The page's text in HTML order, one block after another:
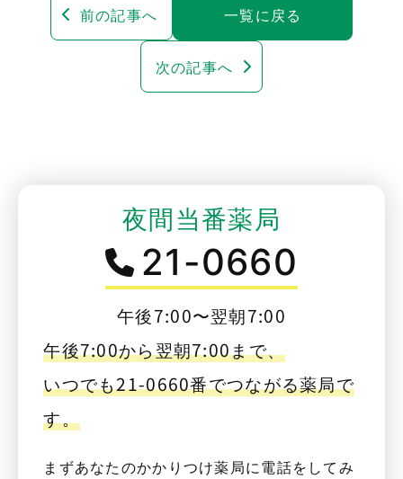
前の記事へ 一覧に戻る
次の記事へ
夜間当番薬局
21-0660
午後7:00〜翌朝7:00
午後7:00から翌朝7:00まで、
いつでも21-0660番でつながる薬局で
す。
まずあなたのかかりつけ薬局に電話をしてみ